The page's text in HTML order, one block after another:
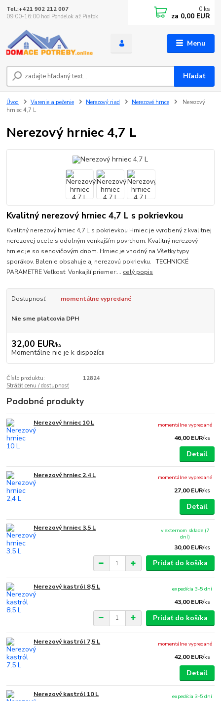
Menu
Hľadať
Tel.:+421 902 212 007
09:00-16:00 hod Pondelok až Piatok
0 ks
za 0,00 EUR
Úvod Varenie a pečenie Nerezový riad Nerezové hrnce
Nerezový
hrniec 4,7 L
Nerezový hrniec 4,7 L
Kvalitný nerezový hrniec 4,7 L s pokrievkou
Kvalitný nerezový hrniec 4,7 L s pokrievkou Hrniec je vyrobený z kvalitnej
nerezovej ocele s odolným vonkajším povrchom. Kvalitný nerezový
hrniec je so sendvičovým dnom. Hrniec je vhodný na Všetky typy
sporákov. Balenie obsahuje aj nerezovú pokrievku. TECHNICKÉ
PARAMETRE Veľkosť: Vonkajší priemer:... celý popis
Dostupnosť momentálne vypredané
Nie sme platcovia DPH
32,00 EUR/ks
Momentálne nie je k dispozícii
Číslo produktu:
12824
Strážiť cenu / dostupnosť
Podobné produkty
Nerezový hrniec 10 L
46,00 EUR/ks
momentálne vypredané
Detail
Nerezový hrniec 2,4 L
27,00 EUR/ks
momentálne vypredané
Detail
Nerezový hrniec 3,5 L
30,00 EUR/ks
v externom sklade (7
dní)
Pridať do košíka
Nerezový kastról 8,5 L
43,00 EUR/ks
expedícia 3-5 dní
Pridať do košíka
Nerezový kastról 7,5 L
42,00 EUR/ks
momentálne vypredané
Detail
Nerezový kastról 10 L
expedícia 3-5 dní